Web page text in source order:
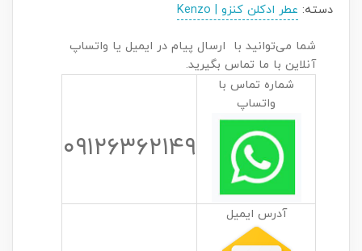
دسته: عطر ادکلن کنزو | Kenzo
شما می‌توانید با ارسال پیام در ایمیل یا واتساپ
آنلاین با ما تماس بگیرید.
شماره تماس با
واتساپ
۰۹۱۲۶۳۶۲۱۴۹
آدرس ایمیل